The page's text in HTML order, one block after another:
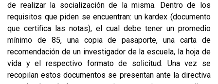
de realizar la socialización de la misma. Dentro de los
requisitos que piden se encuentran: un kardex (documento
que certifica las notas), el cual debe tener un promedio
mínimo de 85, una copia de pasaporte, una carta de
recomendación de un investigador de la escuela, la hoja de
vida y el respectivo formato de solicitud. Una vez se
recopilan estos documentos se presentan ante la directiva